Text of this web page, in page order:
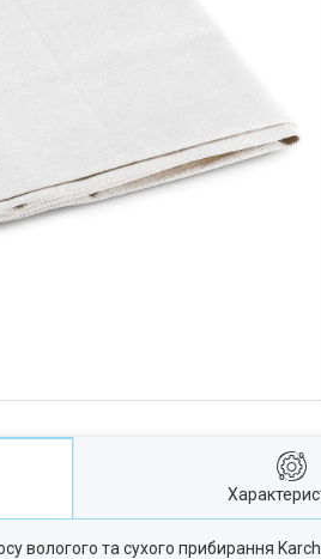
вологого та сухого прибирання